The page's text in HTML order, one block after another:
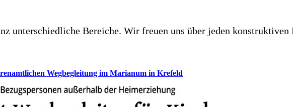
unterschiedliche Bereiche. Wir freuen uns über jeden konstruktiven
Wegbegleitung im Marianum in Krefeld